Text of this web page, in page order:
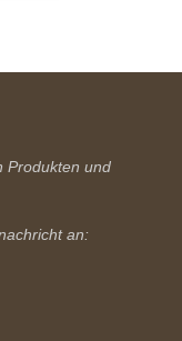
Produkten und
an: